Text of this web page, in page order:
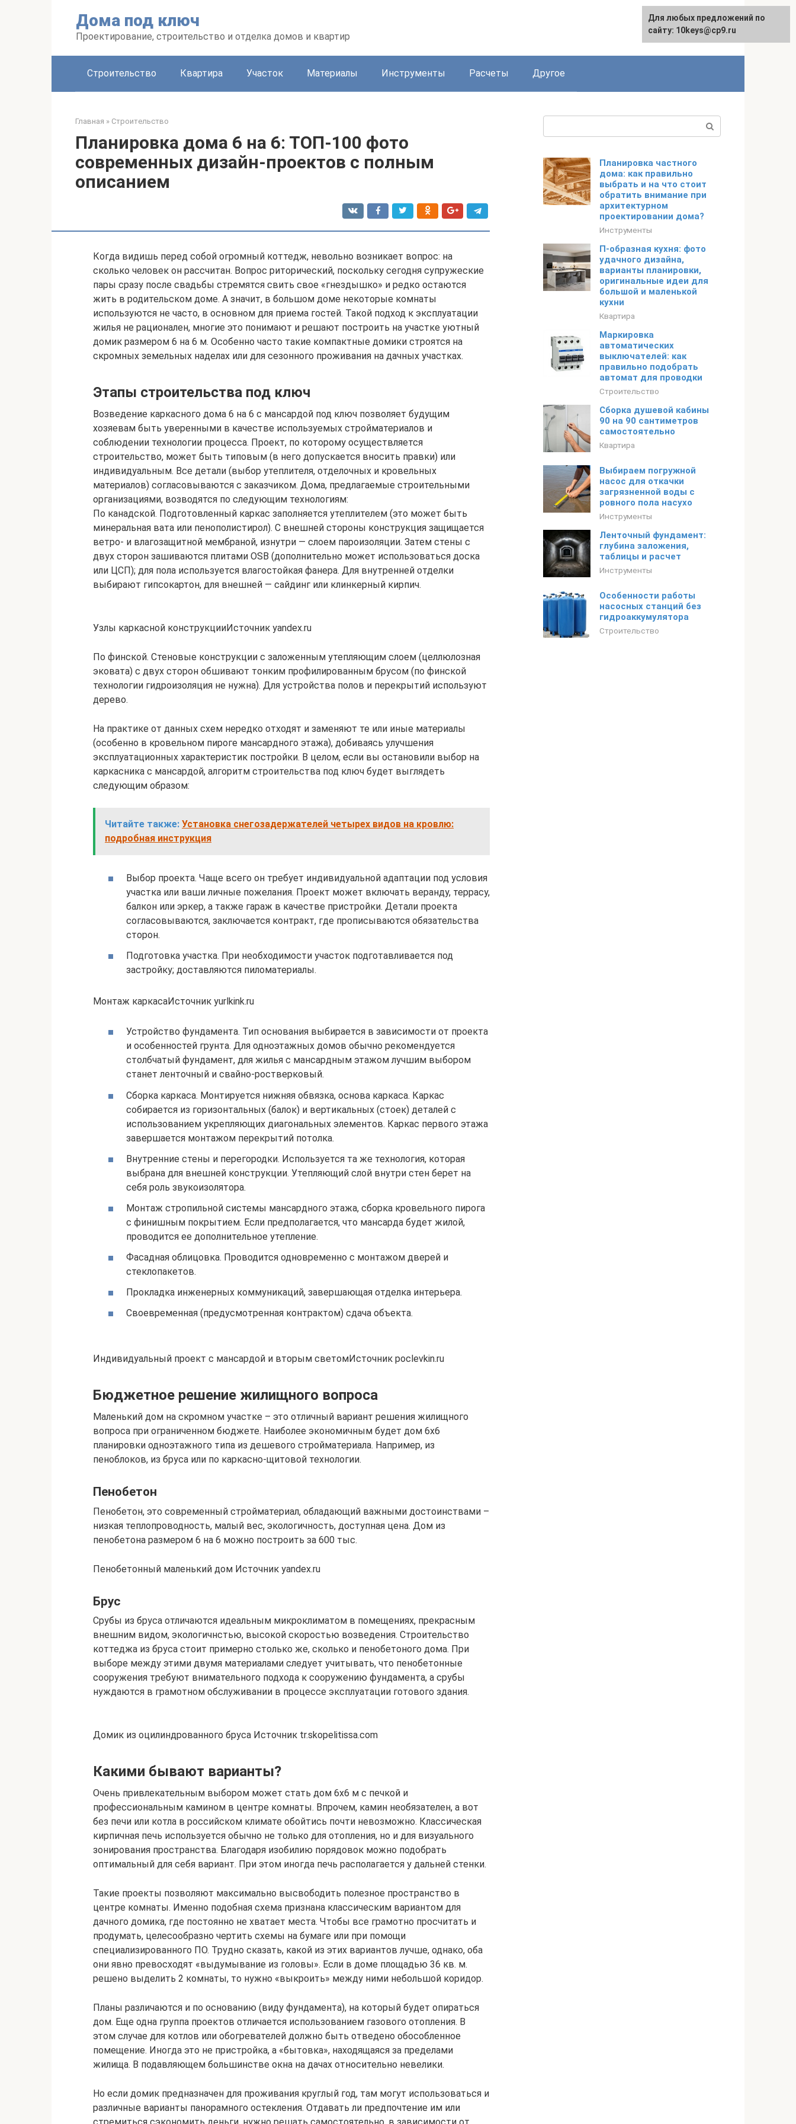
Дома под ключ
Проектирование, строительство и отделка домов и квартир
English
Строительство Квартира Участок Материалы Инструменты Расчеты Другое
Главная » Строительство
Планировка дома 6 на 6: ТОП-100 фото
современных дизайн-проектов с полным
описанием
Когда видишь перед собой огромный коттедж, невольно возникает вопрос: на
сколько человек он рассчитан. Вопрос риторический, поскольку сегодня супружеские
пары сразу после свадьбы стремятся свить свое «гнездышко» и редко остаются
жить в родительском доме. А значит, в большом доме некоторые комнаты
используются не часто, в основном для приема гостей. Такой подход к эксплуатации
жилья не рационален, многие это понимают и решают построить на участке уютный
домик размером 6 на 6 м. Особенно часто такие компактные домики строятся на
скромных земельных наделах или для сезонного проживания на дачных участках.
Этапы строительства под ключ
Возведение каркасного дома 6 на 6 с мансардой под ключ позволяет будущим
хозяевам быть уверенными в качестве используемых стройматериалов и
соблюдении технологии процесса. Проект, по которому осуществляется
строительство, может быть типовым (в него допускается вносить правки) или
индивидуальным. Все детали (выбор утеплителя, отделочных и кровельных
материалов) согласовываются с заказчиком. Дома, предлагаемые строительными
организациями, возводятся по следующим технологиям:
По канадской. Подготовленный каркас заполняется утеплителем (это может быть
минеральная вата или пенополистирол). С внешней стороны конструкция защищается
ветро- и влагозащитной мембраной, изнутри — слоем пароизоляции. Затем стены с
двух сторон зашиваются плитами OSB (дополнительно может использоваться доска
или ЦСП); для пола используется влагостойкая фанера. Для внутренней отделки
выбирают гипсокартон, для внешней — сайдинг или клинкерный кирпич.
Узлы каркасной конструкцииИсточник yandex.ru
По финской. Стеновые конструкции с заложенным утепляющим слоем (целлюлозная
эковата) с двух сторон обшивают тонким профилированным брусом (по финской
технологии гидроизоляция не нужна). Для устройства полов и перекрытий используют
дерево.
На практике от данных схем нередко отходят и заменяют те или иные материалы
(особенно в кровельном пироге мансардного этажа), добиваясь улучшения
эксплуатационных характеристик постройки. В целом, если вы остановили выбор на
каркасника с мансардой, алгоритм строительства под ключ будет выглядеть
следующим образом:
Читайте также: Установка снегозадержателей четырех видов на кровлю:
подробная инструкция
Выбор проекта. Чаще всего он требует индивидуальной адаптации под условия
участка или ваши личные пожелания. Проект может включать веранду, террасу,
балкон или эркер, а также гараж в качестве пристройки. Детали проекта
согласовываются, заключается контракт, где прописываются обязательства
сторон.
Подготовка участка. При необходимости участок подготавливается под
застройку; доставляются пиломатериалы.
Монтаж каркасаИсточник yurlkink.ru
Устройство фундамента. Тип основания выбирается в зависимости от проекта
и особенностей грунта. Для одноэтажных домов обычно рекомендуется
столбчатый фундамент, для жилья с мансардным этажом лучшим выбором
станет ленточный и свайно-ростверковый.
Сборка каркаса. Монтируется нижняя обвязка, основа каркаса. Каркас
собирается из горизонтальных (балок) и вертикальных (стоек) деталей с
использованием укрепляющих диагональных элементов. Каркас первого этажа
завершается монтажом перекрытий потолка.
Внутренние стены и перегородки. Используется та же технология, которая
выбрана для внешней конструкции. Утепляющий слой внутри стен берет на
себя роль звукоизолятора.
Монтаж стропильной системы мансардного этажа, сборка кровельного пирога
с финишным покрытием. Если предполагается, что мансарда будет жилой,
проводится ее дополнительное утепление.
Фасадная облицовка. Проводится одновременно с монтажом дверей и
стеклопакетов.
Прокладка инженерных коммуникаций, завершающая отделка интерьера.
Своевременная (предусмотренная контрактом) сдача объекта.
Индивидуальный проект с мансардой и вторым светомИсточник poclevkin.ru
Бюджетное решение жилищного вопроса
Маленький дом на скромном участке – это отличный вариант решения жилищного
вопроса при ограниченном бюджете. Наиболее экономичным будет дом 6х6
планировки одноэтажного типа из дешевого стройматериала. Например, из
пеноблоков, из бруса или по каркасно-щитовой технологии.
Пенобетон
Пенобетон, это современный стройматериал, обладающий важными достоинствами –
низкая теплопроводность, малый вес, экологичность, доступная цена. Дом из
пенобетона размером 6 на 6 можно построить за 600 тыс.
Пенобетонный маленький дом Источник yandex.ru
Брус
Срубы из бруса отличаются идеальным микроклиматом в помещениях, прекрасным
внешним видом, экологичнстью, высокой скоростью возведения. Строительство
коттеджа из бруса стоит примерно столько же, сколько и пенобетоного дома. При
выборе между этими двумя материалами следует учитывать, что пенобетонные
сооружения требуют внимательного подхода к сооружению фундамента, а срубы
нуждаются в грамотном обслуживании в процессе эксплуатации готового здания.
Домик из оцилиндрованного бруса Источник tr.skopelitissa.com
Какими бывают варианты?
Очень привлекательным выбором может стать дом 6х6 м с печкой и
профессиональным камином в центре комнаты. Впрочем, камин необязателен, а вот
без печи или котла в российском климате обойтись почти невозможно. Классическая
кирпичная печь используется обычно не только для отопления, но и для визуального
зонирования пространства. Благодаря изобилию порядовок можно подобрать
оптимальный для себя вариант. При этом иногда печь располагается у дальней стенки.
Такие проекты позволяют максимально высвободить полезное пространство в
центре комнаты. Именно подобная схема признана классическим вариантом для
дачного домика, где постоянно не хватает места. Чтобы все грамотно просчитать и
продумать, целесообразно чертить схемы на бумаге или при помощи
специализированного ПО. Трудно сказать, какой из этих вариантов лучше, однако, оба
они явно превосходят «выдумывание из головы». Если в доме площадью 36 кв. м.
решено выделить 2 комнаты, то нужно «выкроить» между ними небольшой коридор.
Планы различаются и по основанию (виду фундамента), на который будет опираться
дом. Еще одна группа проектов отличается использованием газового отопления. В
этом случае для котлов или обогревателей должно быть отведено обособленное
помещение. Иногда это не пристройка, а «бытовка», находящаяся за пределами
жилища. В подавляющем большинстве окна на дачах относительно невелики.
Но если домик предназначен для проживания круглый год, там могут использоваться и
различные варианты панорамного остекления. Отдавать ли предпочтение им или
Планировка частного
дома: как правильно
выбрать и на что стоит
обратить внимание при
архитектурном
проектировании дома?
Инструменты
П-образная кухня: фото
удачного дизайна,
варианты планировки,
оригинальные идеи для
большой и маленькой
кухни
Квартира
Маркировка
автоматических
выключателей: как
правильно подобрать
автомат для проводки
Строительство
Сборка душевой кабины
90 на 90 сантиметров
самостоятельно
Квартира
Выбираем погружной
насос для откачки
загрязненной воды с
ровного пола насухо
Инструменты
Ленточный фундамент:
глубина заложения,
таблицы и расчет
Инструменты
Особенности работы
насосных станций без
гидроаккумулятора
Строительство
Для любых предложений по
сайту: 10keys@cp9.ru